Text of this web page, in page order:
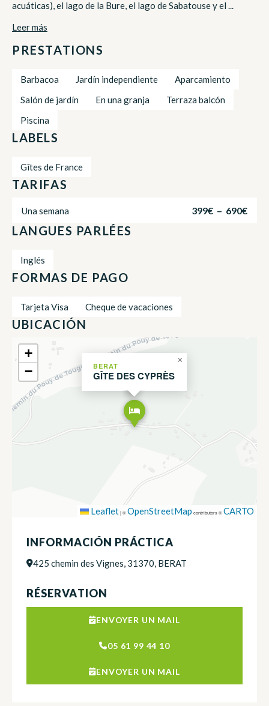
acuáticas), el lago de la Bure, el lago de Sabatouse y el ...
Leer más
PRESTATIONS
Barbacoa Jardín independiente
Aparcamiento
Salón de jardín
En una granja
Terraza balcón
Piscina
LABELS
Gîtes de France
TARIFAS
Una semana 399€ – 690€
LANGUES PARLÉES
Inglés
FORMAS DE PAGO
Tarjeta Visa Cheque de vacaciones
UBICACIÓN
BERAT
GÎTE DES CYPRÈS
×
+
−
Leaflet|©OpenStreetMap contributors ©CARTO
INFORMACIÓN PRÁCTICA
425 chemin des Vignes, 31370, BERAT
RÉSERVATION
ENVOYER UN MAIL
05 61 99 44 10
ENVOYER UN MAIL